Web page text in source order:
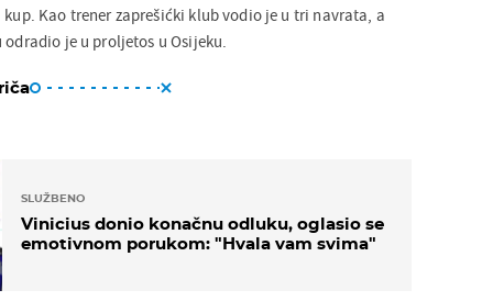
Kao trener zaprešićki klub vodio je u tri navrata, a
je u proljetos u Osijeku.
SLUŽBENO
Vinicius donio konačnu odluku, oglasio se
emotivnom porukom: "Hvala vam svima"